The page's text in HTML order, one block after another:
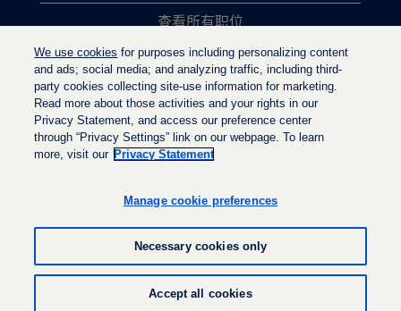
查看所有职位
热门职位搜索
隐私政策
选
卡
中
打
开
选
中
打
开
卡
开
© LyondellBasell Industries Holdings B.V. 2022
We use cookies for purposes including personalizing content
and ads; social media; and analyzing traffic, including third-
party cookies collecting site-use information for marketing.
Read more about those activities and your rights in our
Privacy Statement, and access our preference center
through “Privacy Settings” link on our webpage. To learn
more, visit our Privacy Statement
Manage cookie preferences
Necessary cookies only
Accept all cookies